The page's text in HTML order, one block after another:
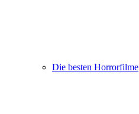
Die besten Horrorfilme